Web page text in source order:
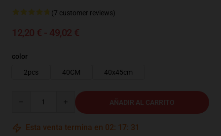
(7 customer reviews)
12,20 € - 49,02 €
color
2pcs
40CM 40x45cm
AÑADIR AL CARRITO
Esta venta termina en 02: 17: 29